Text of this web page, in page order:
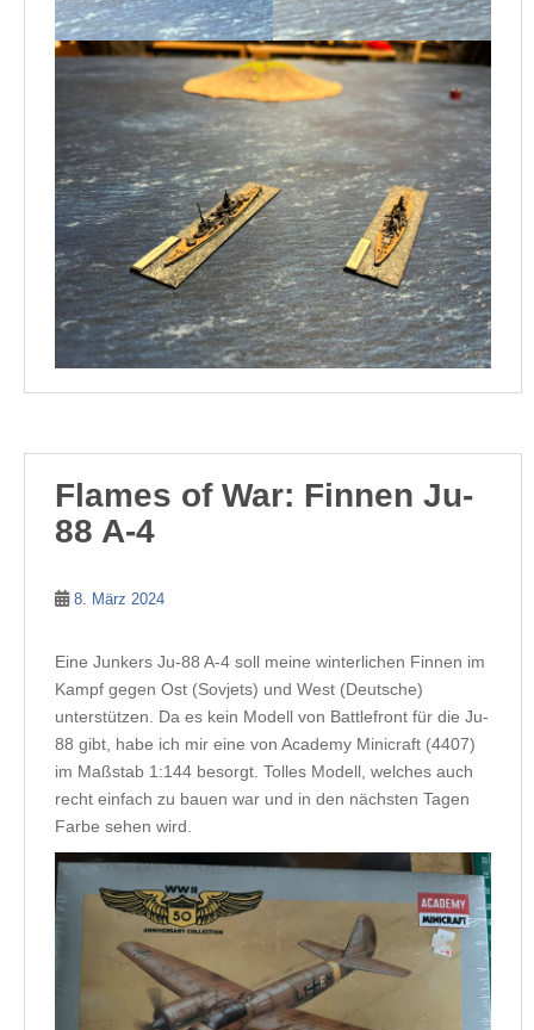
Flames of War: Finnen Ju-
88 A-4
8. März 2024
Eine Junkers Ju-88 A-4 soll meine winterlichen Finnen im
Kampf gegen Ost (Sovjets) und West (Deutsche)
unterstützen. Da es kein Modell von Battlefront für die Ju-
88 gibt, habe ich mir eine von Academy Minicraft (4407)
im Maßstab 1:144 besorgt. Tolles Modell, welches auch
recht einfach zu bauen war und in den nächsten Tagen
Farbe sehen wird.